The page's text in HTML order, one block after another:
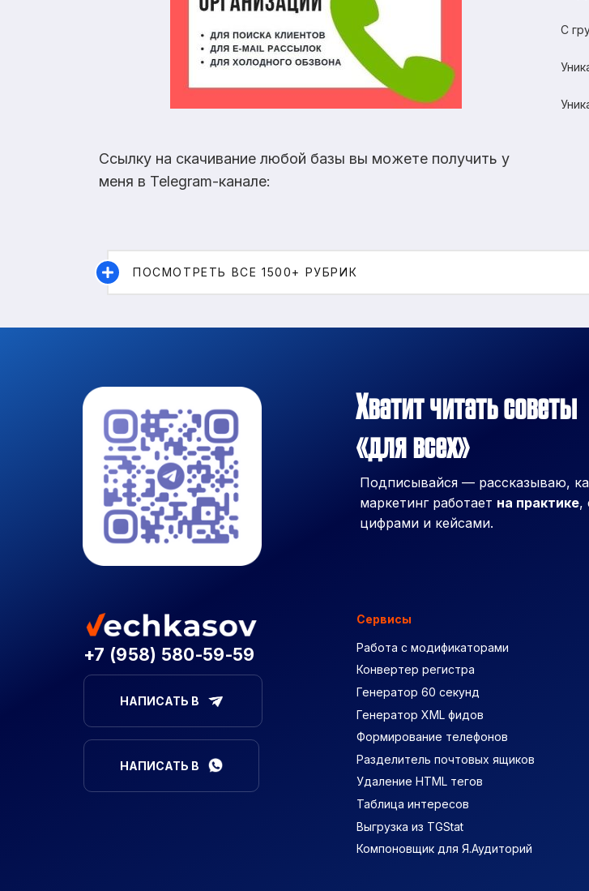
С
Ссылку на скачивание любой базы вы можете получить у
меня в Telegram-канале:
ПОСМОТРЕТЬ ВСЕ 1500+ РУБРИК
Хватит читать советы
«для всех»
Подписывайся — рассказываю,
маркетинг работает на практике,
цифрами и кейсами.
+7 (958) 580-59-59
НАПИСАТЬ В
НАПИСАТЬ В
Сервисы
Работа с модификаторами
Конвертер регистра
Генератор 60 секунд
Генератор XML фидов
Формирование телефонов
Разделитель почтовых ящиков
Удаление HTML тегов
Таблица интересов
Выгрузка из TGStat
Компоновщик для Я.Аудиторий